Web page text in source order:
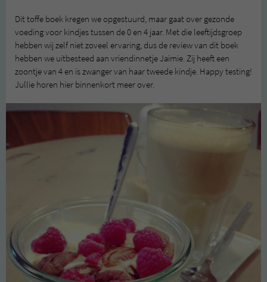
Dit toffe boek kregen we opgestuurd, maar gaat over gezonde
voeding voor kindjes tussen de 0 en 4 jaar. Met die leeftijdsgroep
hebben wij zelf niet zoveel ervaring, dus de review van dit boek
hebben we uitbesteed aan vriendinnetje Jaimie. Zij heeft een
zoontje van 4 en is zwanger van haar tweede kindje. Happy testing!
Jullie horen hier binnenkort meer over.